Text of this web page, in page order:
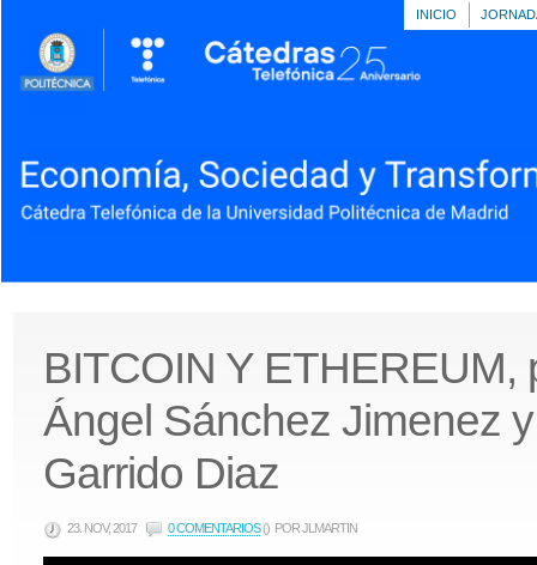
INICIO
BITCOIN Y ETHEREUM,
Ángel Sánchez Jimenez
Garrido Diaz
23. NOV, 2017 0 COMENTARIOS() POR JLMARTIN